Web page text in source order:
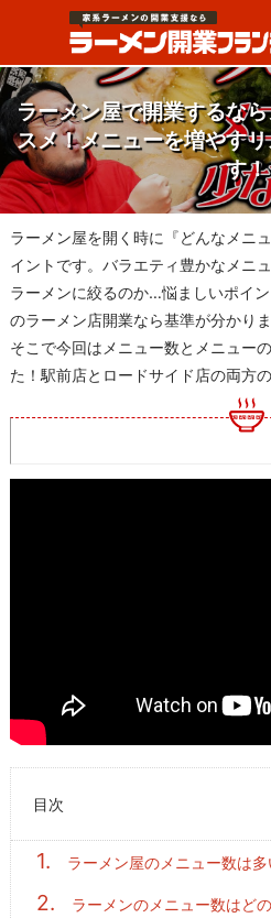
ラーメン屋で開業するな
スメ！メニューを増やす
す！
ラーメン屋を開く時に『どんなメニ
イントです。バラエティ豊かなメニ
ラーメンに絞るのか…悩ましいポイ
のラーメン店開業なら基準が分かりま
そこで今回はメニュー数とメニュー
た！駅前店とロードサイド店の両方
目次
1. ラーメン屋のメニュー数は
2. ラーメンのメニュー数はど